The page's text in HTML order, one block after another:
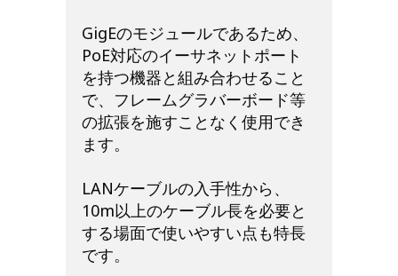
GigEのモジュールであるため、
PoE対応のイーサネットポート
を持つ機器と組み合わせること
で、フレームグラバーボード等
の拡張を施すことなく使用でき
ます。
LANケーブルの入手性から、
10m以上のケーブル長を必要と
する場面で使いやすい点も特長
です。